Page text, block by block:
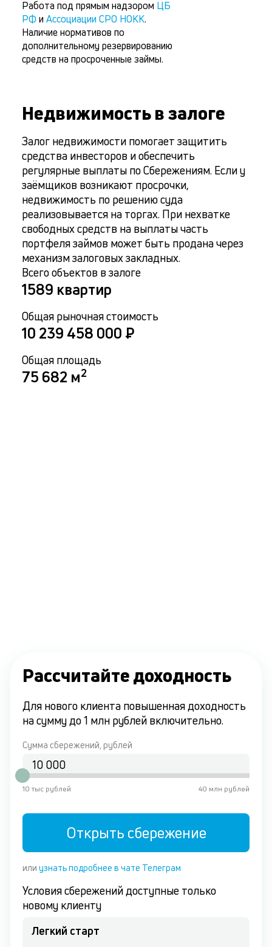
Работа под прямым надзором ЦБ
РФ и Ассоциации СРО НОКК.
Наличие нормативов по
дополнительному резервированию
средств на просроченные займы.
Недвижимость в залоге
Залог недвижимости помогает защитить
средства инвесторов и обеспечить
регулярные выплаты по Сбережениям. Если у
заёмщиков возникают просрочки,
недвижимость по решению суда
реализовывается на торгах. При нехватке
свободных средств на выплаты часть
портфеля займов может быть продана через
механизм залоговых закладных.
Всего объектов в залоге
1589 квартир
Общая рыночная стоимость
10 239 458 000 ₽
Общая площадь
75 682 м2
Рассчитайте доходность
Для нового клиента повышенная доходность
на сумму до 1 млн рублей включительно.
Сумма сбережений, рублей
10 тыс рублей 40 млн рублей
Открыть сбережение
или узнать подробнее в чате Телеграм
Условия сбережений доступные только
новому клиенту
Легкий старт